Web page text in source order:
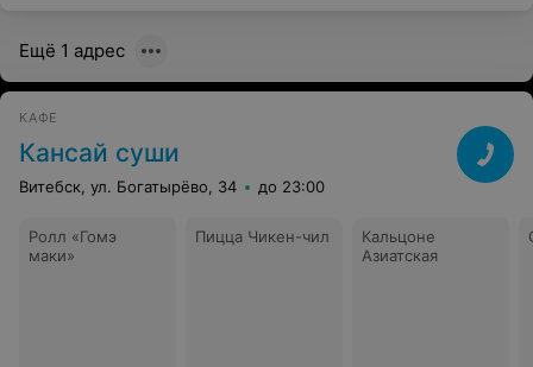
Ещё 1 адрес
КАФЕ
Кансай суши
Витебск, ул. Богатырёво, 34 до 23:00
Ролл «Гомэ
маки»
Пицца Чикен-чил
Кальцоне
Азиатская